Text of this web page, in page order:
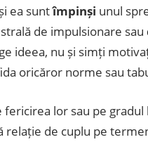
ea suntîmpinși unul
de impulsionare sau
ideea, nu și simți
oricăror norme sau
lor sau pe gradul
relație de cuplu pe